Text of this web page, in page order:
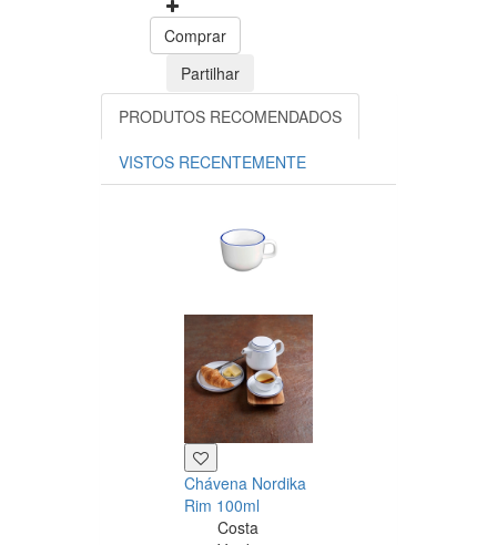
Comprar
Partilhar
PRODUTOS RECOMENDADOS
VISTOS RECENTEMENTE
Chávena Nordika
Rim 100ml
Costa